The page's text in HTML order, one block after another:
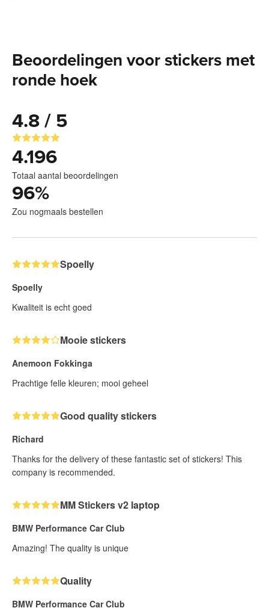
Beoordelingen voor stickers met
ronde hoek
4.8 / 5
4.196
Totaal aantal beoordelingen
96%
Zou nogmaals bestellen
Spoelly
Spoelly
Kwaliteit is echt goed
Mooie stickers
Anemoon Fokkinga
Prachtige felle kleuren; mooi geheel
Good quality stickers
Richard
Thanks for the delivery of these fantastic set of stickers! This
company is recommended.
MM Stickers v2 laptop
BMW Performance Car Club
Amazing! The quality is unique
Quality
BMW Performance Car Club